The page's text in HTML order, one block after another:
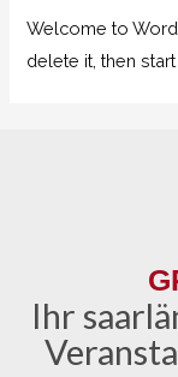
Welcome to
delete it, then
Ihr